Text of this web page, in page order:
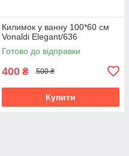
Килимок у ванну 100*60 см
Vonaldi Elegant/636
Готово до відправки
400 ₴ 500 ₴
Купити